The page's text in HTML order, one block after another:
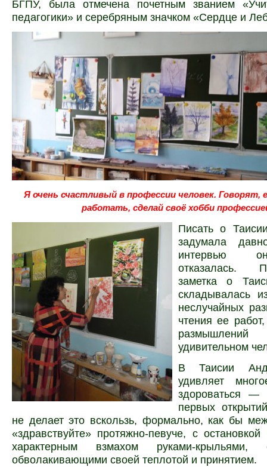
БГПУ, была отмечена почетным званием
педагогики» и серебряным значком «Сердце и
Я очень счастливый в профессии человек. Говорят,
работать, сделай своё хобби
Писать о
задумала
интервью
отказалась.
заметка о
складывалась
неслучайных
чтения ее
удивительном
В Таисии
удивляет
здороваться
первых
не делает это вскользь, формально, как бы
«здравствуйте» протяжно-певуче, с
характерным взмахом руками-крыльями,
обволакивающими своей теплотой и принятием.